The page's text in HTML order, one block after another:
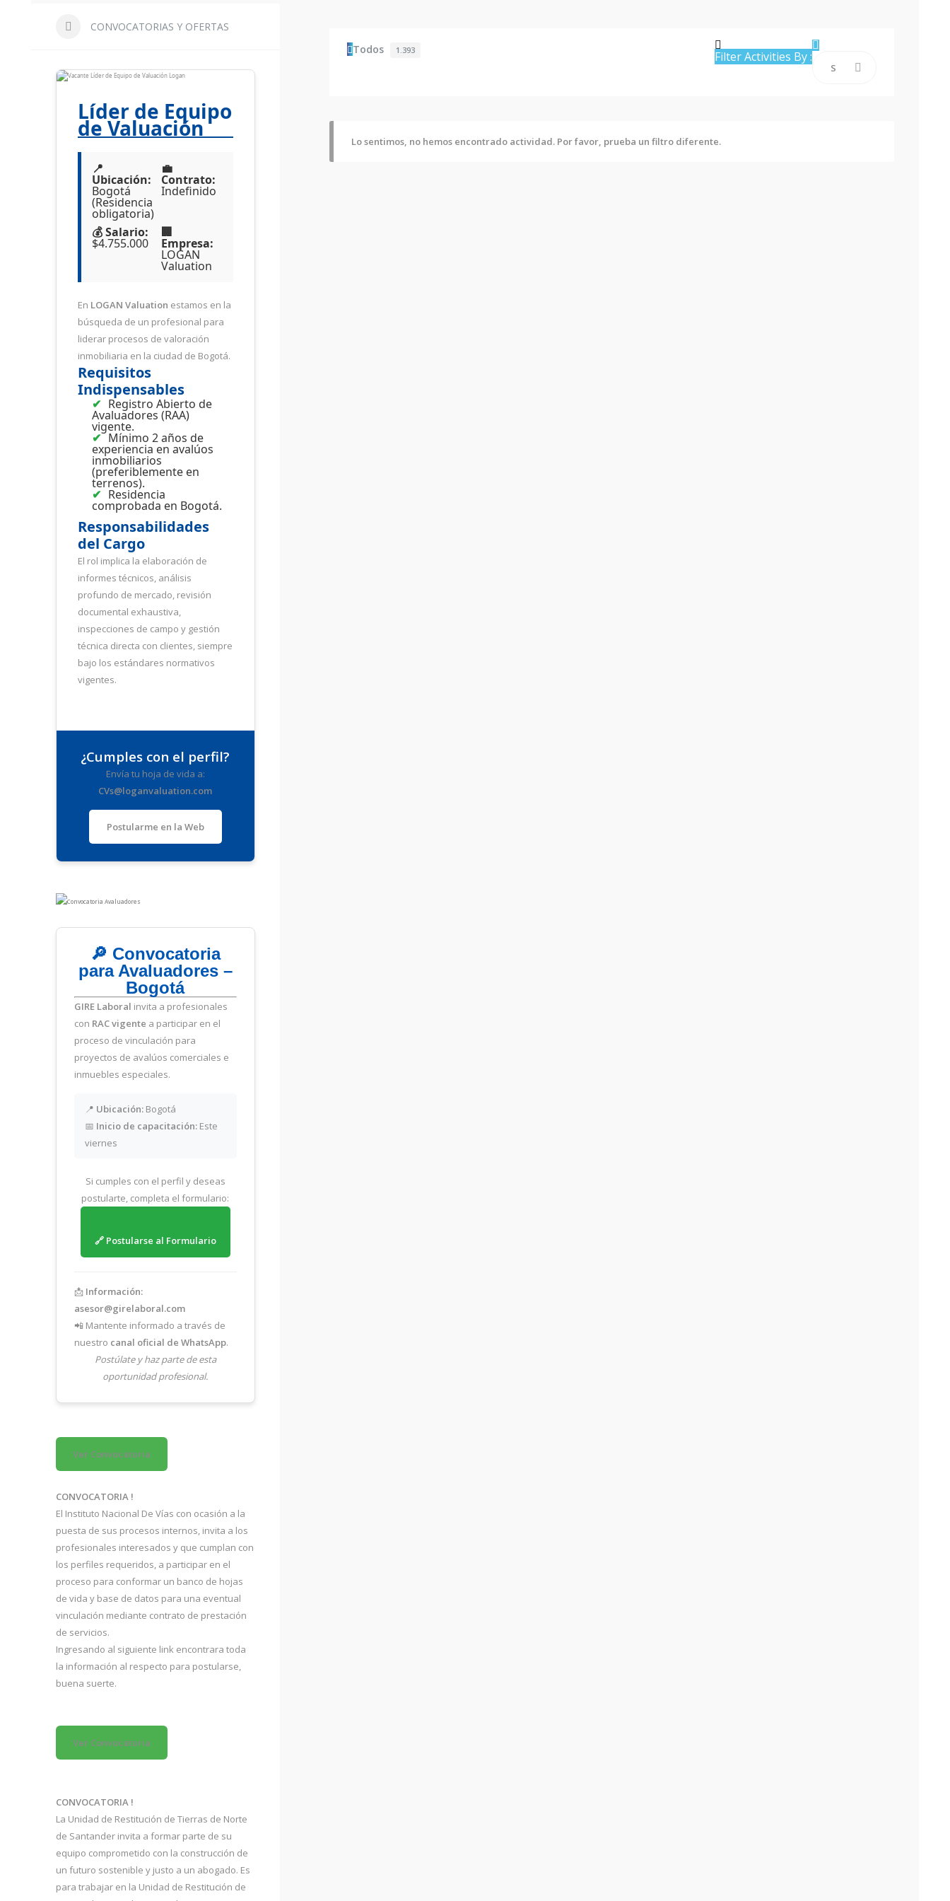
Todos 1.393 Filter Activities By :
Lo sentimos, no hemos encontrado actividad. Por favor, prueba un filtro diferente.
CONVOCATORIAS Y OFERTAS
Líder de Equipo
de Valuación
📍
Ubicación:
Bogotá
(Residencia
obligatoria)
💼
Contrato:
Indefinido
💰 Salario:
$4.755.000
🏢
Empresa:
LOGAN
Valuation
En LOGAN Valuation estamos en la
búsqueda de un profesional para
liderar procesos de valoración
inmobiliaria en la ciudad de Bogotá.
Requisitos
Indispensables
Registro Abierto de
Avaluadores (RAA)
vigente.
Mínimo 2 años de
experiencia en avalúos
inmobiliarios
(preferiblemente en
terrenos).
Residencia
comprobada en Bogotá.
Responsabilidades
del Cargo
El rol implica la elaboración de
informes técnicos, análisis
profundo de mercado, revisión
documental exhaustiva,
inspecciones de campo y gestión
técnica directa con clientes, siempre
bajo los estándares normativos
vigentes.
¿Cumples con el perfil?
Envía tu hoja de vida a:
CVs@loganvaluation.com
Postularme en la Web
🔎 Convocatoria
para Avaluadores –
Bogotá
GIRE Laboral invita a profesionales
con RAC vigente a participar en el
proceso de vinculación para
proyectos de avalúos comerciales e
inmuebles especiales.
📍 Ubicación: Bogotá
📅 Inicio de capacitación: Este
viernes
Si cumples con el perfil y deseas
postularte, completa el formulario:
🔗 Postularse al Formulario
📩 Información:
asesor@girelaboral.com
📲 Mantente informado a través de
nuestro canal oficial de WhatsApp.
Postúlate y haz parte de esta
oportunidad profesional.
Ver Convocatoria
CONVOCATORIA !
El Instituto Nacional De Vías con ocasión a la
puesta de sus procesos internos, invita a los
profesionales interesados y que cumplan con
los perfiles requeridos, a participar en el
proceso para conformar un banco de hojas
de vida y base de datos para una eventual
vinculación mediante contrato de prestación
de servicios.
Ingresando al siguiente link encontrara toda
la información al respecto para postularse,
buena suerte.
Ver Convocatoria
CONVOCATORIA !
La Unidad de Restitución de Tierras de Norte
de Santander invita a formar parte de su
equipo comprometido con la construcción de
un futuro sostenible y justo a un abogado. Es
para trabajar en la Unidad de Restitución de